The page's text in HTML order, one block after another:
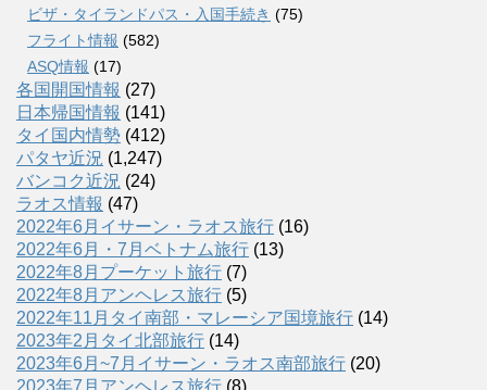
ビザ・タイランドパス・入国手続き (75)
フライト情報 (582)
ASQ情報 (17)
各国開国情報 (27)
日本帰国情報 (141)
タイ国内情勢 (412)
パタヤ近況 (1,247)
バンコク近況 (24)
ラオス情報 (47)
2022年6月イサーン・ラオス旅行 (16)
2022年6月・7月ベトナム旅行 (13)
2022年8月プーケット旅行 (7)
2022年8月アンヘレス旅行 (5)
2022年11月タイ南部・マレーシア国境旅行 (14)
2023年2月タイ北部旅行 (14)
2023年6月~7月イサーン・ラオス南部旅行 (20)
2023年7月アンヘレス旅行 (8)